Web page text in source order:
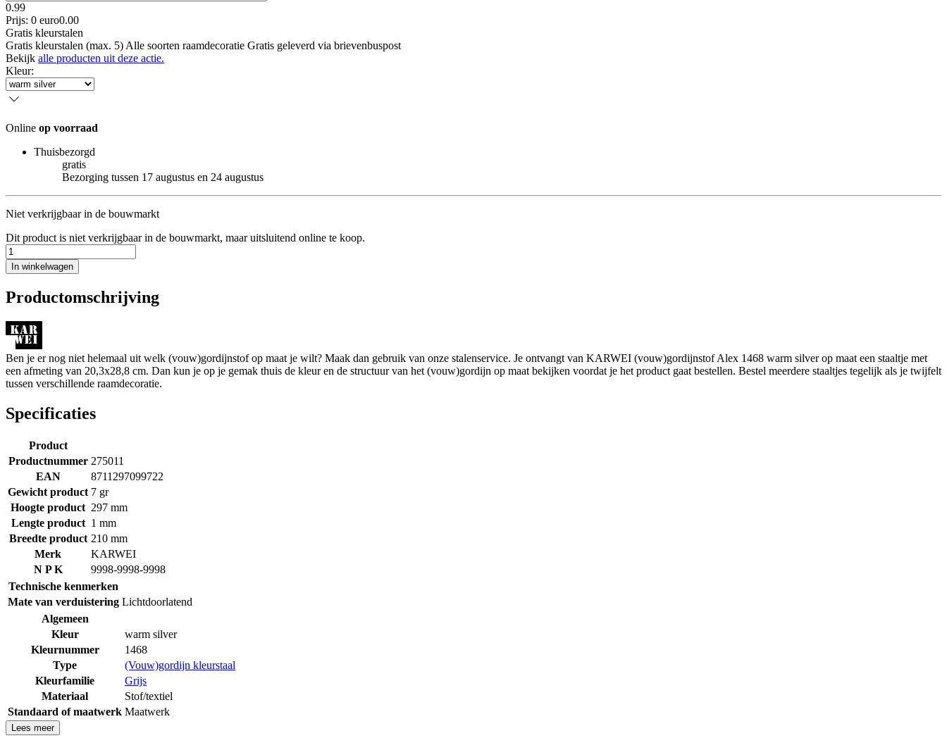
0.99
Prijs: 0 euro0.00
Gratis kleurstalen
Gratis kleurstalen (max. 5) Alle soorten raamdecoratie Gratis geleverd via brievenbuspost
Bekijk alle producten uit deze actie.
Kleur:
Online op voorraad
Thuisbezorgd
gratis
Bezorging tussen 17 augustus en 24 augustus
Niet verkrijgbaar in de bouwmarkt
Dit product is niet verkrijgbaar in de bouwmarkt, maar uitsluitend online te koop.
In winkelwagen
Productomschrijving
Ben je er nog niet helemaal uit welk (vouw)gordijnstof op maat je wilt? Maak dan gebruik van onze stalenservice. Je ontvangt van KARWEI (vouw)gordijnstof Alex 1468 warm silver op maat een staaltje met
een afmeting van 20,3x28,8 cm. Dan kun je op je gemak thuis de kleur en de structuur van het (vouw)gordijn op maat bekijken voordat je het product gaat bestellen. Bestel meerdere staaltjes tegelijk als je twijfelt
tussen verschillende raamdecoratie.
Specificaties
Product
Productnummer 275011
EAN
8711297099722
Gewicht product 7 gr
Hoogte product 297 mm
Lengte product 1 mm
Breedte product 210 mm
Merk
KARWEI
N P K
9998-9998-9998
Technische kenmerken
Mate van verduistering Lichtdoorlatend
Algemeen
Kleur
warm silver
Kleurnummer
1468
Type
(Vouw)gordijn kleurstaal
Kleurfamilie
Grijs
Materiaal
Stof/textiel
Standaard of maatwerk Maatwerk
Lees meer